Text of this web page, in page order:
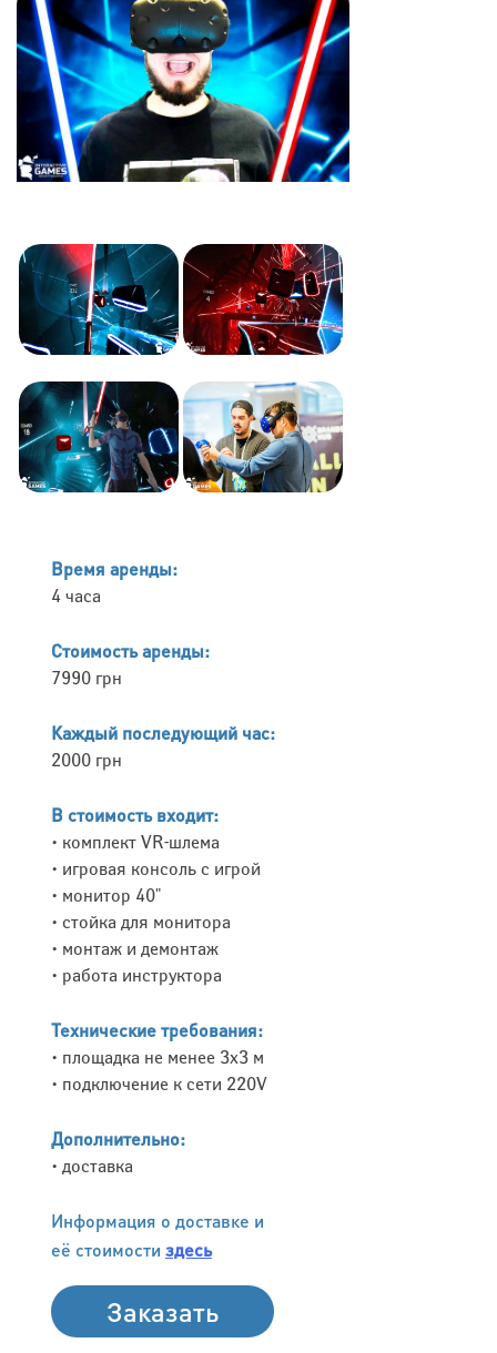
Время аренды:
4 часа
Стоимость аренды:
7990 грн
Каждый последующий час:
2000 грн
В стоимость входит:
• комплект VR-шлема
• игровая консоль с игрой
• монитор 40"
• стойка для монитора
• монтаж и демонтаж
• работа инструктора
Технические требования:
• площадка не менее 3х3 м
• подключение к сети 220V
Дополнительно:
• доставка
Информация о доставке и
её стоимости здесь
Заказать